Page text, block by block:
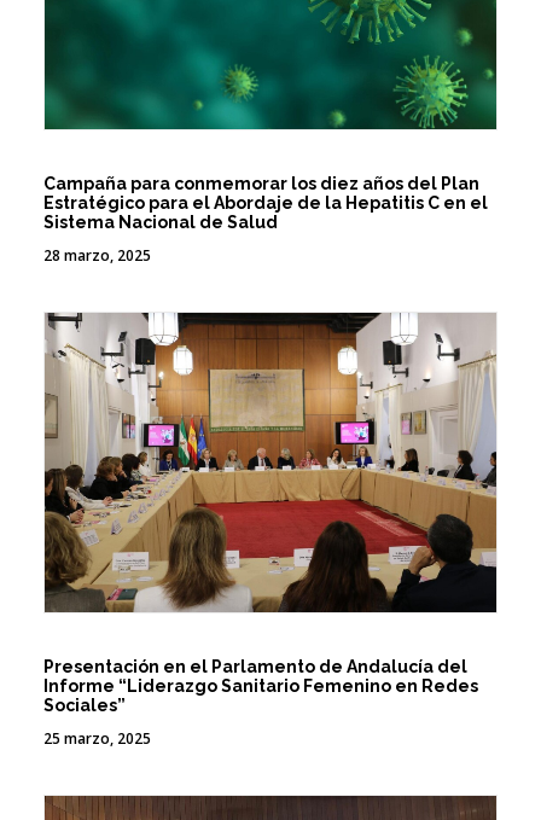
Campaña para conmemorar los diez años del Plan
Estratégico para el Abordaje de la Hepatitis C en el
Sistema Nacional de Salud
28 marzo, 2025
Presentación en el Parlamento de Andalucía del
Informe “Liderazgo Sanitario Femenino en Redes
Sociales”
25 marzo, 2025